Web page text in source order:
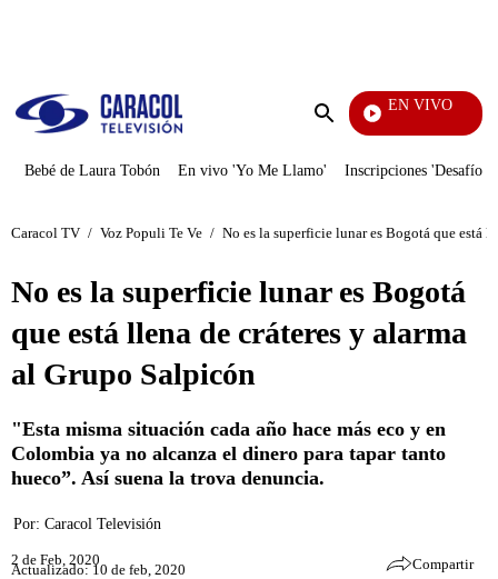
Enviar
EN VIVO
Noticias Caracol
Bebé de Laura Tobón En vivo 'Yo Me Llamo' Inscripciones 'Desafío'
Caracol TV / Voz Populi Te Ve / No es la superficie lunar es Bogotá que está
No es la superficie lunar es Bogotá
que está llena de cráteres y alarma
al Grupo Salpicón
"Esta misma situación cada año hace más eco y en
Colombia ya no alcanza el dinero para tapar tanto
hueco”. Así suena la trova denuncia.
Por: Caracol Televisión
2 de Feb, 2020
Actualizado: 10 de feb, 2020 Compartir